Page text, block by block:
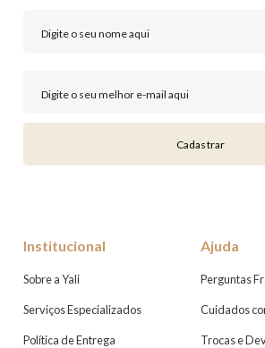
Cadastrar
Institucional
Sobre a Yali
Serviços Especializados
Política de Entrega
Ajuda
Perguntas
Cuidados
Trocas e